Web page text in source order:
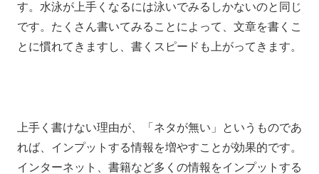
す。水泳が上手くなるには泳いでみるしかないのと同じ
です。たくさん書いてみることによって、文章を書くこ
とに慣れてきますし、書くスピードも上がってきます。
上手く書けない理由が、「ネタが無い」というものであ
れば、インプットする情報を増やすことが効果的です。
インターネット、書籍など多くの情報をインプットする